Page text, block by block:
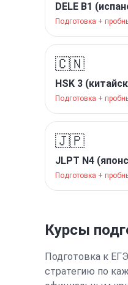
DELE B1
Подготовка +
🇨🇳
HSK 3
Подготовка +
🇯🇵
JLPT N4
Подготовка +
Курсы
Подготовка к
стратегию по